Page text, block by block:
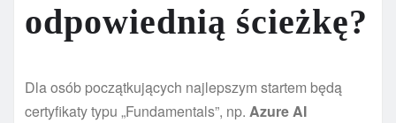
odpowiednią ścieżkę?
Dla osób początkujących najlepszym startem będą
certyfikaty typu „Fundamentals”, np. Azure AI